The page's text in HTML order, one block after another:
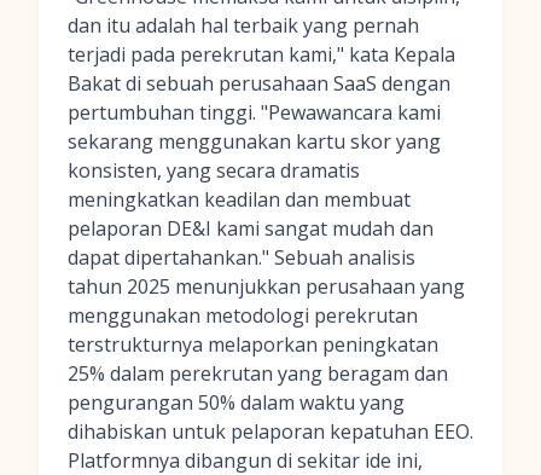
dan itu adalah hal terbaik yang pernah
terjadi pada perekrutan kami," kata Kepala
Bakat di sebuah perusahaan SaaS dengan
pertumbuhan tinggi. "Pewawancara kami
sekarang menggunakan kartu skor yang
konsisten, yang secara dramatis
meningkatkan keadilan dan membuat
pelaporan DE&I kami sangat mudah dan
dapat dipertahankan." Sebuah analisis
tahun 2025 menunjukkan perusahaan yang
menggunakan metodologi perekrutan
terstrukturnya melaporkan peningkatan
25% dalam perekrutan yang beragam dan
pengurangan 50% dalam waktu yang
dihabiskan untuk pelaporan kepatuhan EEO.
Platformnya dibangun di sekitar ide ini,